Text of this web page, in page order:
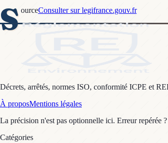
S ourceConsulter sur legifrance.gouv.fr
Décrets, arrêtés, normes ISO, conformité ICPE et
À proposMentions légales
La précision n'est pas optionnelle ici. Erreur repérée
Catégories